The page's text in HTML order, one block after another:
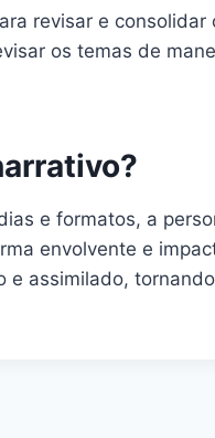
revisar e
os temas de
e formatos, a
envolvente e
assimilado,